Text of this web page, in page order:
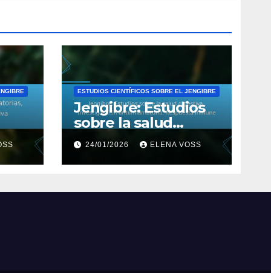
ESTUDIOS CIENTÍFICOS SOBRE EL JENGIBRE
Jengibre: Estudios
sobre la salud
digestiva,
Investigación
antiinflamatoria,
24/01/2026 ELENA VOSS